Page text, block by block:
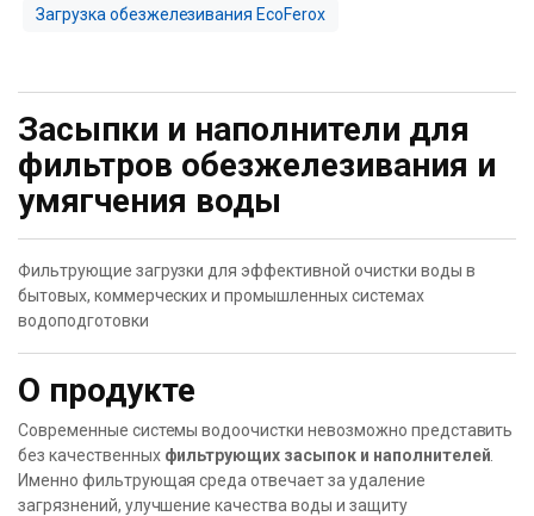
Загрузка обезжелезивания EcoFerox
Засыпки и наполнители для
фильтров обезжелезивания и
умягчения воды
Фильтрующие загрузки для эффективной очистки воды в
бытовых, коммерческих и промышленных системах
водоподготовки
О продукте
Современные системы водоочистки невозможно представить
без качественных фильтрующих засыпок и наполнителей
Именно фильтрующая среда отвечает за удаление
загрязнений, улучшение качества воды и защиту